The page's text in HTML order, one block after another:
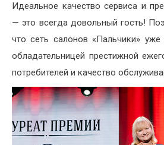
Недвижимость
Идеальное качество сервиса и
— это всегда довольный гость!
что сеть салонов «Пальчики»
обладательницей престижной
потребителей и качество